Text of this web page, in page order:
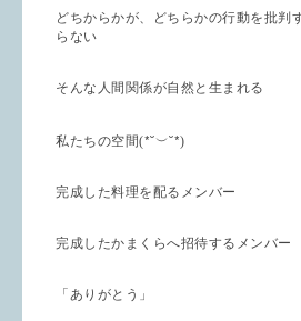
どちからかが、どちらかの行動を批判
らない
そんな人間関係が自然と生まれる
私たちの空間(*˘︶˘*)
完成した料理を配るメンバー
完成したかまくらへ招待するメンバー
「ありがとう」